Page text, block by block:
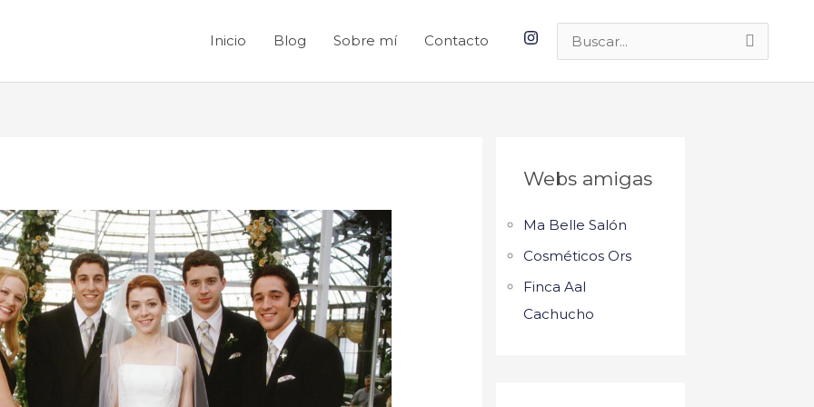
Inicio Blog Sobre mí Contacto
Buscar
por:
Webs amigas
Ma Belle Salón
Cosméticos Ors
Finca Aal
Cachucho